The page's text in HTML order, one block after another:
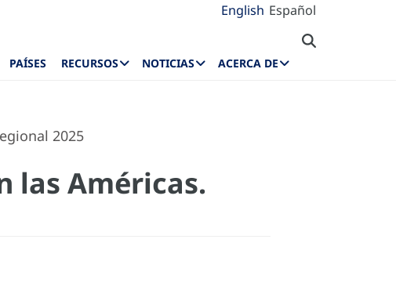
English Español
PAÍSES RECURSOS NOTICIAS ACERCA DE
2025
las Américas.